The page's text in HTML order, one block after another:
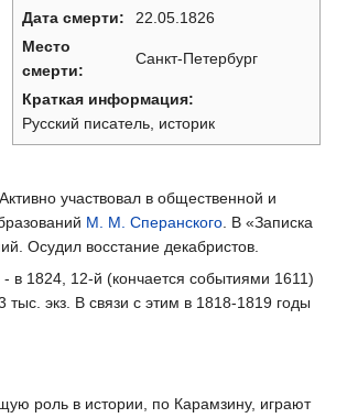
Дата смерти:
22.05.1826
Место
смерти:
Санкт-Петербург
Краткая информация:
Русский писатель, историк
участвовал в общественной и
М. M. Сперанского . В «Записка
Осудил восстание декабристов.
в 1824, 12-й (кончается событиями 1611)
экз. В связи с этим в 1818-1819 годы
роль в истории, по Карамзину, играют